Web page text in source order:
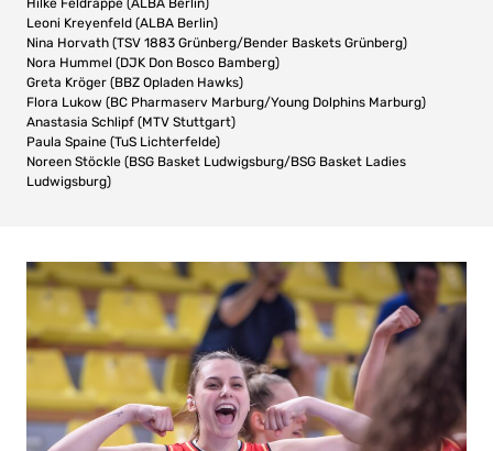
Leoni Kreyenfeld (ALBA Berlin)
Nina Horvath (TSV 1883 Grünberg/Bender Baskets Grünberg)
Nora Hummel (DJK Don Bosco Bamberg)
Greta Kröger (BBZ Opladen Hawks)
Flora Lukow (BC Pharmaserv Marburg/Young Dolphins Marburg)
Anastasia Schlipf (MTV Stuttgart)
Paula Spaine (TuS Lichterfelde)
Noreen Stöckle (BSG Basket Ludwigsburg/BSG Basket Ladies
Ludwigsburg)